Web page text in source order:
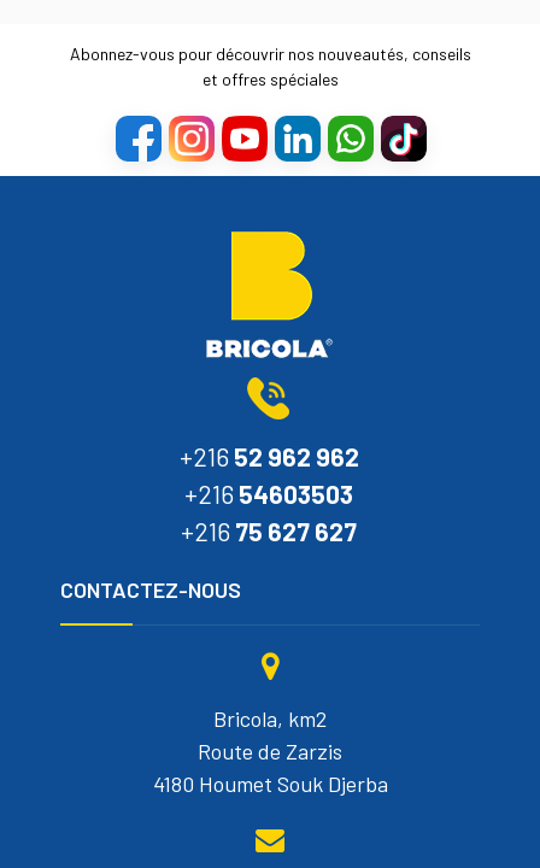
Abonnez-vous pour découvrir nos nouveautés, conseils
et offres spéciales
+216 52 962 962
+216 54603503
+216 75 627 627
CONTACTEZ-NOUS
Bricola, km2
Route de Zarzis
4180 Houmet Souk Djerba